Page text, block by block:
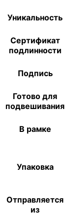
Уникальность
Сертификат
подлинности
Подпись
Готово для
подвешивания
В рамке
Упаковка
Отправляется
из